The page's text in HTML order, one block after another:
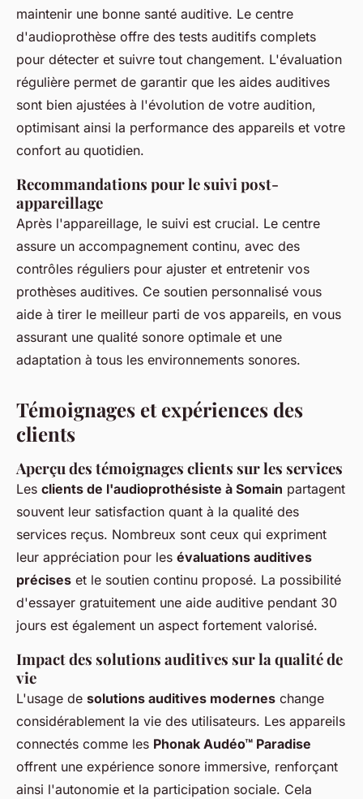
maintenir une bonne santé auditive. Le centre
d'audioprothèse offre des tests auditifs complets
pour détecter et suivre tout changement. L'évaluation
régulière permet de garantir que les aides auditives
sont bien ajustées à l'évolution de votre audition,
optimisant ainsi la performance des appareils et votre
confort au quotidien.
Recommandations pour le suivi post-
appareillage
Après l'appareillage, le suivi est crucial. Le centre
assure un accompagnement continu, avec des
contrôles réguliers pour ajuster et entretenir vos
prothèses auditives. Ce soutien personnalisé vous
aide à tirer le meilleur parti de vos appareils, en vous
assurant une qualité sonore optimale et une
adaptation à tous les environnements sonores.
Témoignages et expériences des
clients
Aperçu des témoignages clients sur les services
Les clients de l'audioprothésiste à Somain partagent
souvent leur satisfaction quant à la qualité des
services reçus. Nombreux sont ceux qui expriment
leur appréciation pour les évaluations auditives
précises et le soutien continu proposé. La possibilité
d'essayer gratuitement une aide auditive pendant 30
jours est également un aspect fortement valorisé.
Impact des solutions auditives sur la qualité de
vie
L'usage de solutions auditives modernes change
considérablement la vie des utilisateurs. Les appareils
connectés comme les Phonak Audéo™ Paradise
offrent une expérience sonore immersive, renforçant
ainsi l'autonomie et la participation sociale. Cela